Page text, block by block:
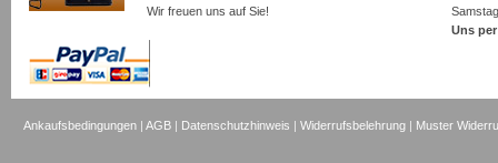
Wir freuen uns auf Sie!
Uns
Ankaufsbedingungen |AGB | Datenschutzhinweis |Widerrufsbelehrung | Muster